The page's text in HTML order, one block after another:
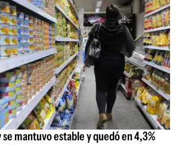
mantuvo estable y quedó en 4,3%